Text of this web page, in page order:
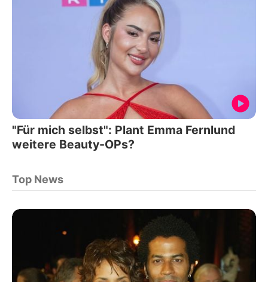
"Für mich selbst": Plant Emma Fernlund
weitere Beauty-OPs?
Top News